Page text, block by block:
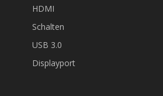
HDMI
Schalten
USB 3.0
Displayport